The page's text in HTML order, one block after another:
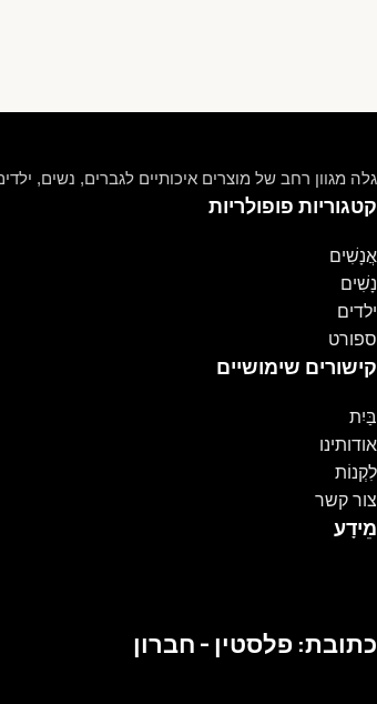
גלה מגוון רחב של מוצרים איכותיים לגברים, נשים,
קטגוריות פופולריות
אֲנָשִׁים
נָשִׁים
ילדים
ספורט
קישורים שימושיים
בַּיִת
אודותינו
לִקְנוֹת
צור קשר
מֵידָע
כתובת: פלסטין - חברון